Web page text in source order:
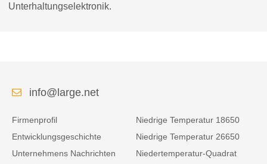
Unterhaltungselektronik.
info@large.net
Firmenprofil
Entwicklungsgeschichte
Unternehmens Nachrichten
Niedrige Temperatur 18650
Niedrige Temperatur 26650
Niedertemperatur-Quadrat